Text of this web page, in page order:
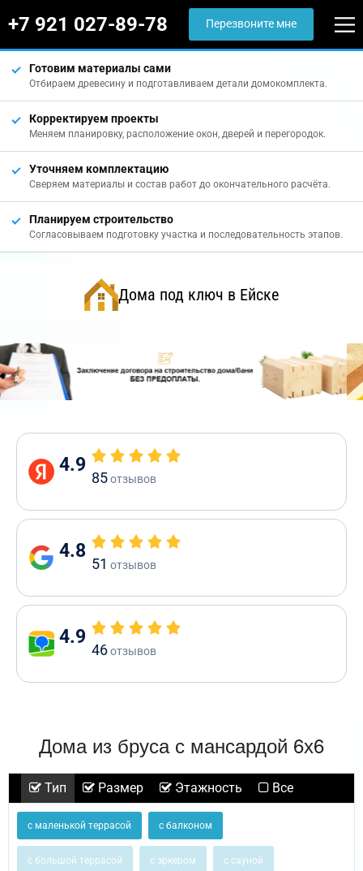
+7 921 027-89-78 Перезвоните мне
Готовим материалы сами
Отбираем древесину и подготавливаем детали домокомплекта.
Корректируем проекты
Меняем планировку, расположение окон, дверей и перегородок.
Уточняем комплектацию
Сверяем материалы и состав работ до окончательного расчёта.
Планируем строительство
Согласовываем подготовку участка и последовательность этапов.
Дома под ключ в Ейске
4.9
85отзывов
4.8
51 отзывов
4.9
46отзывов
Дома из бруса с мансардой 6х6
Тип Размер Этажность Все
с маленькой террасой с балконом
с большой террасой с эркером с сауной